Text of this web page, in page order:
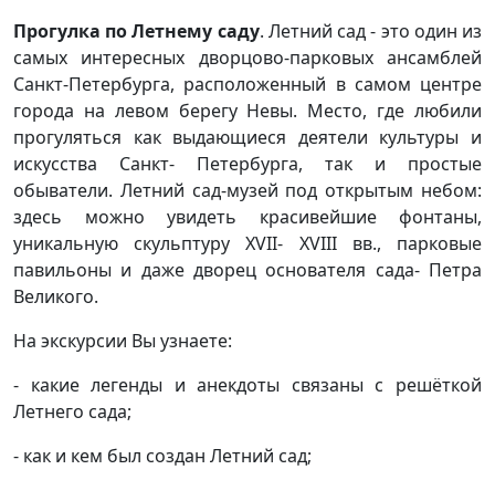
Прогулка по Летнему саду. Летний сад - это один из
самых интересных дворцово-парковых ансамблей
Санкт-Петербурга, расположенный в самом центре
города на левом берегу Невы. Место, где любили
прогуляться как выдающиеся деятели культуры и
искусства Санкт- Петербурга, так и простые
обыватели. Летний сад-музей под открытым небом:
здесь можно увидеть красивейшие фонтаны,
уникальную скульптуру XVII- XVIII вв., парковые
павильоны и даже дворец основателя сада- Петра
Великого.
На экскурсии Вы узнаете:
- какие легенды и анекдоты связаны с решёткой
Летнего сада;
- как и кем был создан Летний сад;